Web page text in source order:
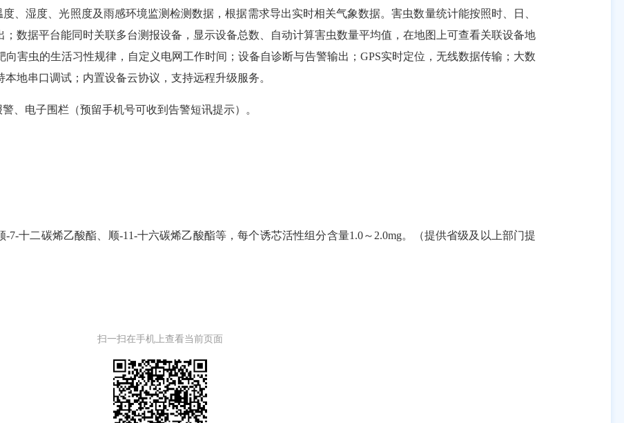
、湿度、光照度及雨感环境监测检测数据，根据需求导出实时相关气象数据。害虫数量统计能按照时、日、
数据平台能同时关联多台测报设备，显示设备总数、自动计算害虫数量平均值，在地图上可查看关联设备地
害虫的生活习性规律，自定义电网工作时间；设备自诊断与告警输出；GPS实时定位，无线数据传输；大数
地串口调试；内置设备云协议，支持远程升级服务。
、电子围栏（预留手机号可收到告警短讯提示）。
7-十二碳烯乙酸酯、顺-11-十六碳烯乙酸酯等，每个诱芯活性组分含量1.0～ 2.0mg。（提供省级及以上部门提
扫一扫在手机上查看当前页面